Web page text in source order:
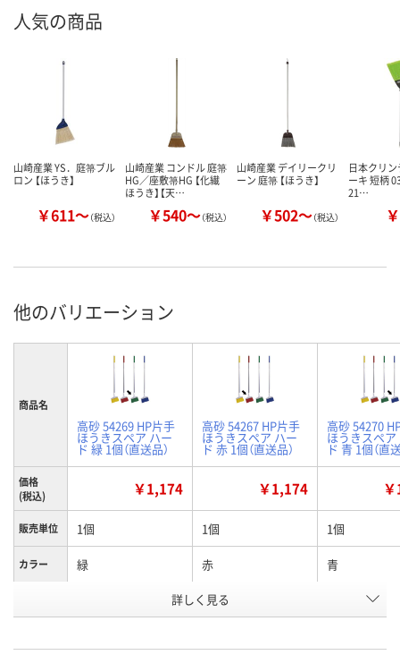
人気の商品
山崎産業 YS．庭箒ブル
ロン 【ほうき】
￥611～（税込）
山崎産業 コンドル 庭箒
HG／座敷箒HG 【化繊
ほうき】【天…
￥540～（税込）
山崎産業 デイリークリ
ーン 庭箒 【ほうき】
￥502～（税込）
日本クリ
ーキ 短柄
21…
他のバリエーション
商品名
高砂 54269 HP片手
ほうきスペア ハー
ド 緑 1個（直送品）
高砂 54267 HP片手
ほうきスペア ハー
ド 赤 1個（直送品）
高砂 54270
ほうきスペア
ド 青 1個（直
価格
(税込)
￥1,174 ￥1,174
販売単位 1個 1個 1個
カラー 緑 赤 青
WNU1085 WNU0994
詳しく見る